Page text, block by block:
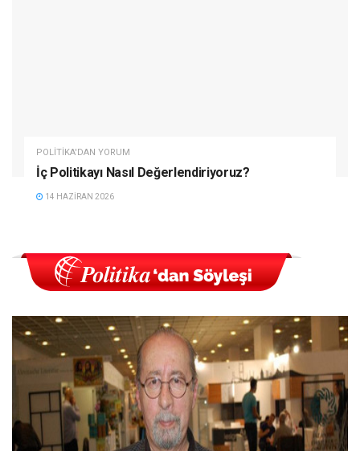
POLITIKA'DAN YORUM
İç Politikayı Nasıl Değerlendiriyoruz?
14 HAZIRAN 2026